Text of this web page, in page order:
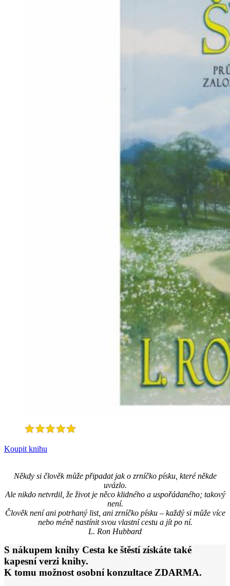
Koupit knihu
Někdy si člověk může připadat jak o zrníčko písku, které někde
uvázlo.
Ale nikdo netvrdil, že život je něco klidného a uspořádaného; takový
není.
Člověk není ani potrhaný list, ani zrníčko písku – každý si může více
nebo méně nastínit svou vlastní cestu a jít po ní.
L. Ron Hubbard
S nákupem knihy Cesta ke štěstí získáte také
kapesní verzi knihy.
K tomu možnost osobní konzultace ZDARMA.